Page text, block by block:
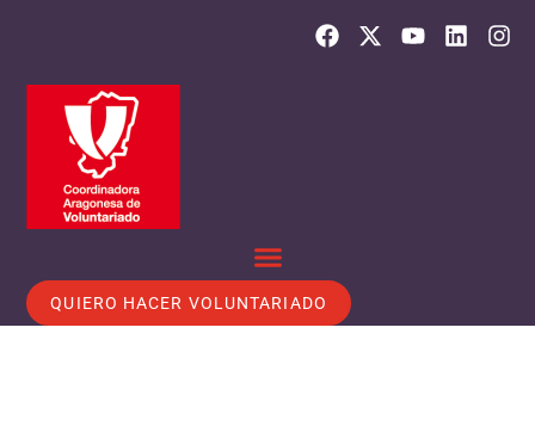
QUIERO HACER VOLUNTARIADO